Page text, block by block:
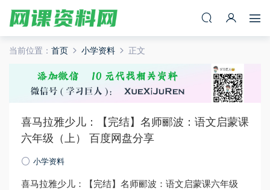
当前位置： 首页 小学资料 正文
喜马拉雅少儿：【完结】名师郦波：语文启蒙课
六年级（上） 百度网盘分享
小学资料
喜马拉雅少儿：【完结】名师郦波：语文启蒙课六年级